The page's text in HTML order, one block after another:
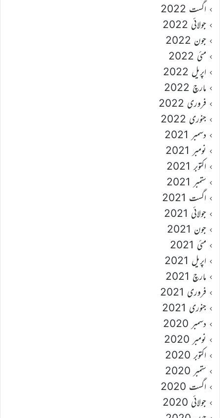
اگست 2022
جولائی 2022
جون 2022
مئی 2022
اپریل 2022
مارچ 2022
فروری 2022
جنوری 2022
دسمبر 2021
نومبر 2021
اکتوبر 2021
ستمبر 2021
اگست 2021
جولائی 2021
جون 2021
مئی 2021
اپریل 2021
مارچ 2021
فروری 2021
جنوری 2021
دسمبر 2020
نومبر 2020
اکتوبر 2020
ستمبر 2020
اگست 2020
جولائی 2020